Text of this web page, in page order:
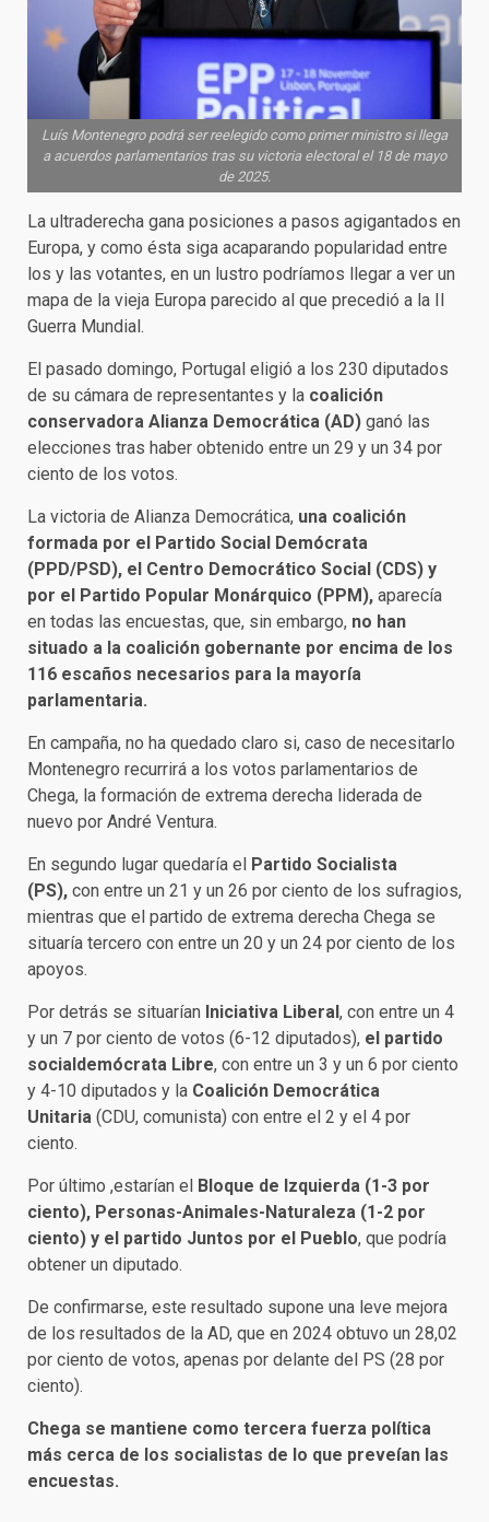
Luís Montenegro podrá ser reelegido como primer ministro si llega
a acuerdos parlamentarios tras su victoria electoral el 18 de mayo
de 2025.
La ultraderecha gana posiciones a pasos agigantados en
Europa, y como ésta siga acaparando popularidad entre
los y las votantes, en un lustro podríamos llegar a ver un
mapa de la vieja Europa parecido al que precedió a la II
Guerra Mundial.
El pasado domingo, Portugal eligió a los 230 diputados
de su cámara de representantes y la coalición
conservadora Alianza Democrática (AD) ganó las
elecciones tras haber obtenido entre un 29 y un 34 por
ciento de los votos.
La victoria de Alianza Democrática, una coalición
formada por el Partido Social Demócrata
(PPD/PSD), el Centro Democrático Social (CDS) y
por el Partido Popular Monárquico (PPM), aparecía
en todas las encuestas, que, sin embargo, no han
situado a la coalición gobernante por encima de los
116 escaños necesarios para la mayoría
parlamentaria.
En campaña, no ha quedado claro si, caso de necesitarlo
Montenegro recurrirá a los votos parlamentarios de
Chega, la formación de extrema derecha liderada de
nuevo por André Ventura.
En segundo lugar quedaría el Partido Socialista
(PS), con entre un 21 y un 26 por ciento de los sufragios,
mientras que el partido de extrema derecha Chega se
situaría tercero con entre un 20 y un 24 por ciento de los
apoyos.
Por detrás se situarían Iniciativa Liberal, con entre un 4
y un 7 por ciento de votos (6-12 diputados), el partido
socialdemócrata Libre, con entre un 3 y un 6 por ciento
y 4-10 diputados y la Coalición Democrática
Unitaria (CDU, comunista) con entre el 2 y el 4 por
ciento.
Por último ,estarían el Bloque de Izquierda (1-3 por
ciento), Personas-Animales-Naturaleza (1-2 por
ciento) y el partido Juntos por el Pueblo, que podría
obtener un diputado.
De confirmarse, este resultado supone una leve mejora
de los resultados de la AD, que en 2024 obtuvo un 28,02
por ciento de votos, apenas por delante del PS (28 por
ciento).
Chega se mantiene como tercera fuerza política
más cerca de los socialistas de lo que preveían las
encuestas.